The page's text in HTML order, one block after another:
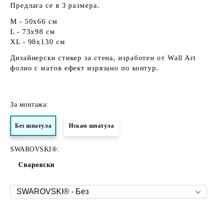
Предлага се в 3 размера.
M - 50х66 см
L - 73х98 см
XL - 98x130 см
Дизайнерски стикер за стена, изработен от Wall Art
фолио с матов ефект изрязано по контур.
За монтажа:
Без шпатула Искам шпатула
SWAROVSKI®:
Сваровски